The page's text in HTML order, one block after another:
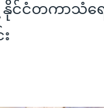
ခု အလွန်
နိုင်ငံတကာသံရ